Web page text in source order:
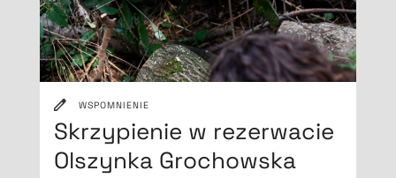
WSPOMNIENIE
Skrzypienie w rezerwacie
Olszynka Grochowska